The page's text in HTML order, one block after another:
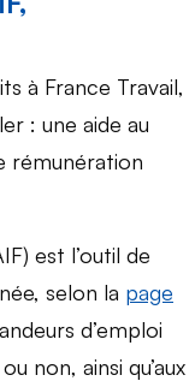
à France Travail,
: une aide au
rémunération
est l’outil de
selon la page
d’emploi
non, ainsi qu’aux